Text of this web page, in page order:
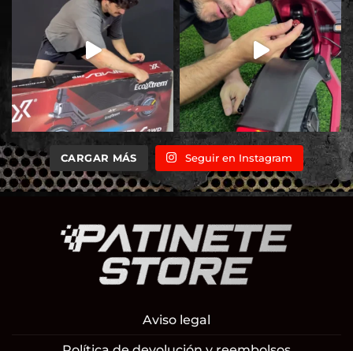
CARGAR MÁS Seguir en Instagram
Aviso legal